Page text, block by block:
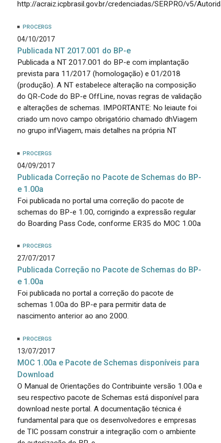
http://acraiz.icpbrasil.gov.br/credenciadas/SERPRO/v5/
PROCERGS
04/10/2017
Publicada NT 2017.001 do BP-e
Publicada a NT 2017.001 do BP-e com implantação
prevista para 11/2017 (homologação) e 01/2018
(produção). A NT estabelece alteração na composição
do QR-Code do BP-e OffLine, novas regras de validação
e alterações de schemas. IMPORTANTE: No leiaute foi
criado um novo campo obrigatório chamado dhViagem
no grupo infViagem, mais detalhes na própria NT
PROCERGS
04/09/2017
Publicada Correção no Pacote de Schemas do BP-
e 1.00a
Foi publicada no portal uma correção do pacote de
schemas do BP-e 1.00, corrigindo a expressão regular
do Boarding Pass Code, conforme ER35 do MOC 1.00a
PROCERGS
27/07/2017
Publicada Correção no Pacote de Schemas do BP-
e 1.00a
Foi publicada no portal a correção do pacote de
schemas 1.00a do BP-e para permitir data de
nascimento anterior ao ano 2000.
PROCERGS
13/07/2017
MOC 1.00a e Pacote de Schemas disponíveis para
Download
O Manual de Orientações do Contribuinte versão 1.00a e
seu respectivo pacote de Schemas está disponível para
download neste portal. A documentação técnica é
fundamental para que os desenvolvedores e empresas
de TIC possam construir a integração com o ambiente